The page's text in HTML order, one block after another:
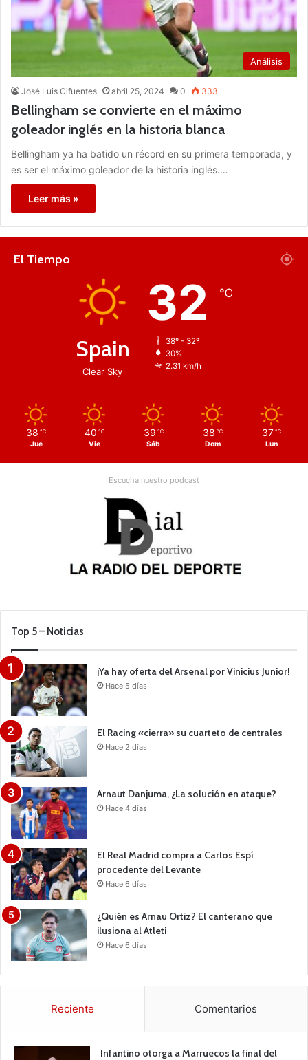
Análisis
José Luis Cifuentes abril 25, 2024 0 333
Bellingham se convierte en el máximo
goleador inglés en la historia blanca
Bellingham ya ha batido un récord en su primera temporada, y
es ser el máximo goleador de la historia inglés.…
Leer más »
El Tiempo
Spain
Clear Sky
32 ℃
38º - 32º
30%
2.31 km/h
38 ℃
Jue
40 ℃
Vie
39 ℃
Sáb
38 ℃
Dom
37 ℃
Lun
Escucha nuestro podcast
Top 5 – Noticias
¡Ya hay oferta del Arsenal por Vinicius Junior!
Hace 5 días
El Racing «cierra» su cuarteto de centrales
Hace 2 días
Arnaut Danjuma, ¿La solución en ataque?
Hace 4 días
El Real Madrid compra a Carlos Espí
procedente del Levante
Hace 6 días
¿Quién es Arnau Ortiz? El canterano que
ilusiona al Atleti
Hace 6 días
Reciente Comentarios
Infantino otorga a Marruecos la final del